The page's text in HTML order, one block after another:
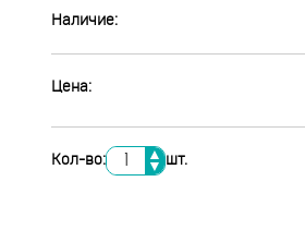
Наличие:
Цена:
Кол-во: ▲
▼ шт.